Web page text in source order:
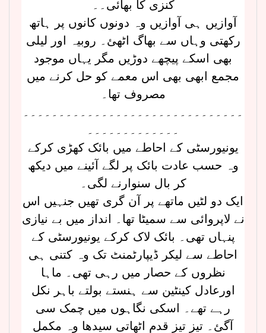
کنزی کا بھائی۔۔
آوازیں ہی آوازیں وہ دونوں کانوں پر ہاتھ
رکھتی وہاں سے بھاگ اٹھئ۔ روبیہ اور لیلی
بھی اسکے پیچھے دوڑیں مگر یہاں موجود
مجمع ابھی بھی اس معمے کو حل کرنے میں
مصروف تھا۔
۔۔۔۔۔۔۔۔۔۔۔۔۔۔۔۔۔۔۔۔۔۔۔۔۔۔۔۔۔۔۔
۔۔۔۔۔۔۔۔۔۔۔۔۔
یونیورسٹی کے احاطے میں بائک کھڑی کرکے
وہ حسب عادت بائک پر لگے آئینے میں دیکھ
کر بال سنوارنے لگی۔
ایک دو لٹیں ماتھے پر آن گری تھیں جنہیں اس
نے لاپروائی سے سمیٹا تھا۔ انداز میں بے نیازی
پنہاں تھی۔ بائک لاک کرکے یونیورسٹی کے
احاطے سے لیکر ڈیپارٹمنٹ تک وہ کتنی ہی
نظروں کے حصار میں رہی تھی۔ ماہا
اورعادل کینٹین سے ہنستے بولتے باہر نکل
رہے تھے۔ اسکی نگاہوں میں چمک سی
آگئ۔ تیز تیز قدم اٹھاتی سیدھا وہ مکمل